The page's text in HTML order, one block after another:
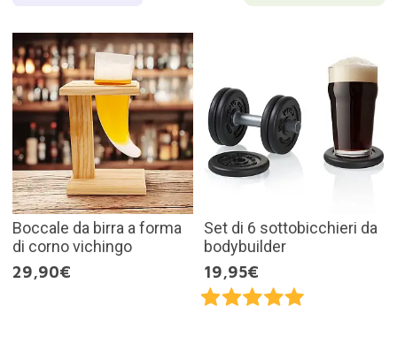
Boccale da birra a forma
di corno vichingo
29,90€
Set di 6 sottobicchieri da
bodybuilder
19,95€